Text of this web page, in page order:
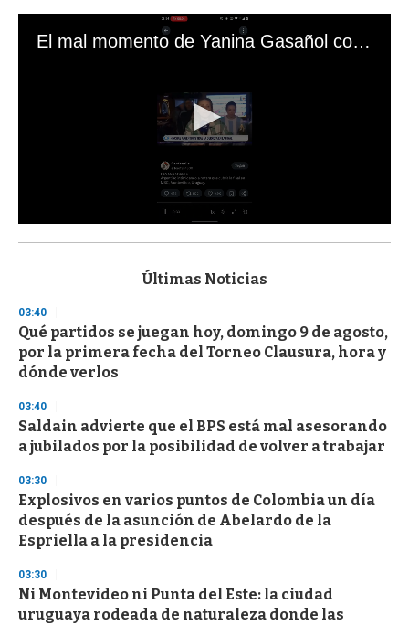
El mal momento de Yanina Gasañol con un hincha argentino en "Subrayado"
s
d
s
o
f
3
s
e
c
o
d
s
Últimas Noticias
03:40
Qué partidos se juegan hoy, domingo 9 de agosto,
por la primera fecha del Torneo Clausura, hora y
dónde verlos
03:40
Saldain advierte que el BPS está mal asesorando
a jubilados por la posibilidad de volver a trabajar
03:30
Explosivos en varios puntos de Colombia un día
después de la asunción de Abelardo de la
Espriella a la presidencia
03:30
Ni Montevideo ni Punta del Este: la ciudad
uruguaya rodeada de naturaleza donde las